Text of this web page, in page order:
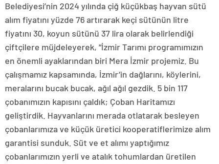
Belediyesi’nin 2024 yılında çiğ küçükbaş hayvan sütü
alım fiyatını yüzde 76 artırarak keçi sütünün litre
fiyatını 30, koyun sütünü 37 lira olarak belirlendiği
çiftçilere müjdeleyerek, “İzmir Tarımı programımızın
en önemli ayaklarından biri Mera İzmir projemiz. Bu
çalışmamız kapsamında, İzmir’in dağlarını, köylerini,
meralarını bucak bucak, ağıl ağıl gezdik. 5 bin 117
çobanımızın kapısını çaldık; Çoban Haritamızı
geliştirdik. Hayvanlarını merada otlatarak besleyen
çobanlarımıza ve küçük üretici kooperatiflerimize alım
garantisi sunduk. Süt ve et alımı yaptığımız
çobanlarımızın yerli ve atalık tohumlardan üretilen